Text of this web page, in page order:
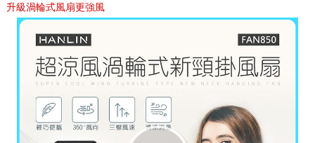
升級渦輪式風扇更強風